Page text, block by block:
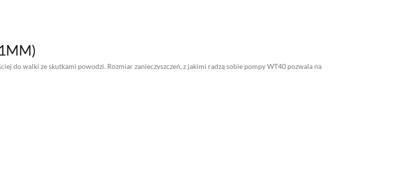
do walki ze skutkami powodzi. Rozmiar zanieczyszczeń, z jakimi radzą sobie pompy WT40 pozwala na